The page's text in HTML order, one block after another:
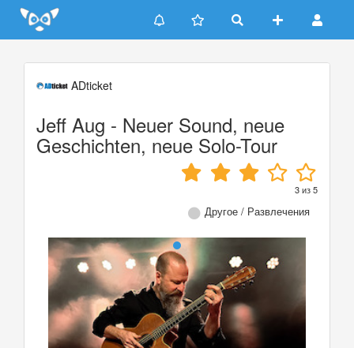
Update cookies preferences
ADticket
Jeff Aug - Neuer Sound, neue
Geschichten, neue Solo-Tour
3из5
Другое / Развлечения